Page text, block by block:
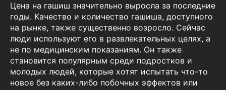
Цена на гашиш значительно выросла за последние
годы. Качество и количество гашиша, доступного
на рынке, также существенно возросло. Сейчас
люди используют его в развлекательных целях, а
не по медицинским показаниям. Он также
становится популярным среди подростков и
молодых людей, которые хотят испытать что-то
новое без каких-либо побочных эффектов или